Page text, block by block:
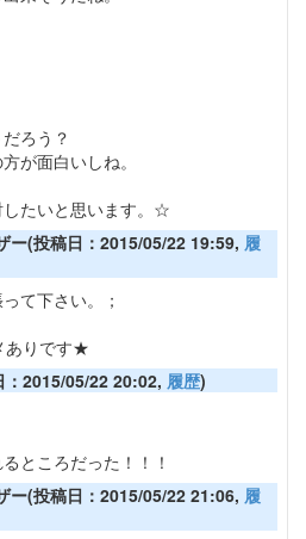
ろう？
が面白いしね。
たいと思います。☆
ー(投稿日：2015/05/22 19:59, 履
て下さい。；
ありです★
：2015/05/22 20:02, 履歴)
ところだった！！！
ー(投稿日：2015/05/22 21:06, 履